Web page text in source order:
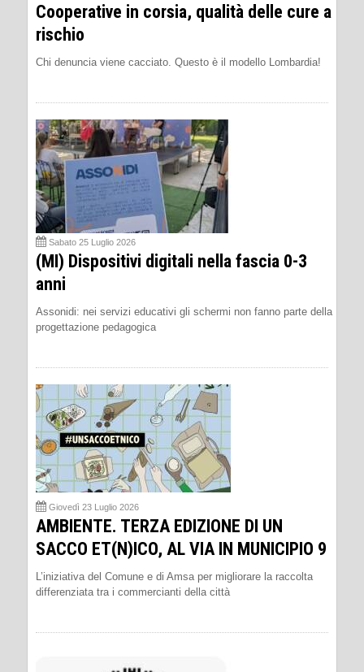
Cooperative in corsia, qualità delle cure a
rischio
Chi denuncia viene cacciato. Questo è il modello Lombardia!
Sabato 25 Luglio 2026
(MI) Dispositivi digitali nella fascia 0-3
anni
Assonidi: nei servizi educativi gli schermi non fanno parte della
progettazione pedagogica
Giovedì 23 Luglio 2026
AMBIENTE. TERZA EDIZIONE DI UN
SACCO ET(N)ICO, AL VIA IN MUNICIPIO 9
L’iniziativa del Comune e di Amsa per migliorare la raccolta
differenziata tra i commercianti della città